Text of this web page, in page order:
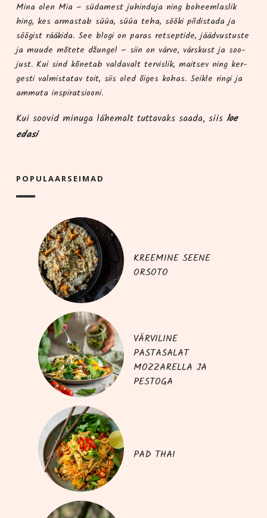
Mina olen Mia – süda­me­st juhindu­ja ning boheem­las­lik
hing, kes armas­tab süüa, süüa teha, söö­ki pil­dis­ta­da ja
söö­gist rää­ki­da. See blo­gi on paras ret­sep­ti­de, jääd­vus­tus­te
ja muu­de mõte­te džun­gel – siin on vär­ve, värs­kust ja soo­
just. Kui sind kõne­tab val­da­valt ter­vis­lik, mait­sev ning ker­
ges­ti val­mis­ta­tav toit, siis oled õiges kohas. Seik­le rin­gi ja
ammu­ta inspiratsiooni.
Kui soo­vid minu­ga lähe­malt tut­ta­vaks saa­da, siis loe
edasi
POPU­LAAR­SEI­MAD
KREEMINE SEENE
ORSOTO
VÄRVILINE
PASTASALAT
MOZZARELLA JA
PESTOGA
PAD THAI